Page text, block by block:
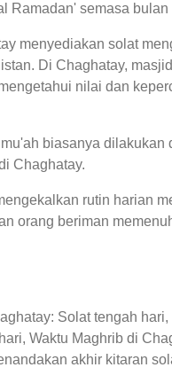
Ramadan' semasa bulan
menyediakan solat
Di Chaghatay,
nilai dan
biasanya dilakukan
Chaghatay.
rutin harian
orang beriman
Solat tengah
Waktu Maghrib di
akhir kitaran